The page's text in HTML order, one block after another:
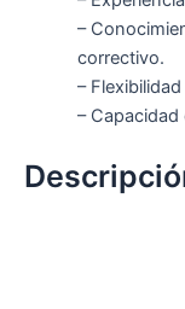
–
correctivo.
–
– Capacidad